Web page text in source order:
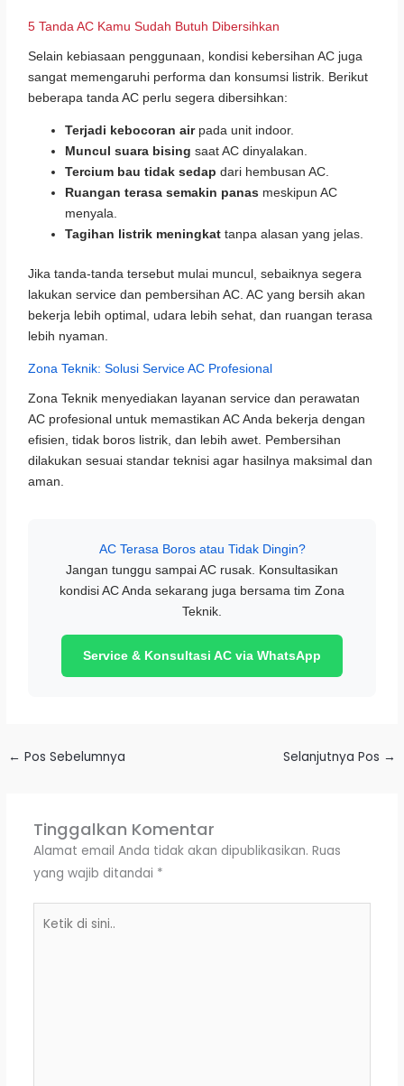
5 Tanda AC Kamu Sudah Butuh Dibersihkan
Selain kebiasaan penggunaan, kondisi kebersihan AC juga
sangat memengaruhi performa dan konsumsi listrik. Berikut
beberapa tanda AC perlu segera dibersihkan:
Terjadi kebocoran airpada unit indoor.
Muncul suara bising saat AC dinyalakan.
Tercium bau tidak sedap dari hembusan AC.
Ruangan terasa semakin panas meskipun AC
menyala.
Tagihan listrik meningkat tanpa alasan yang jelas.
Jika tanda-tanda tersebut mulai muncul, sebaiknya segera
lakukan service dan pembersihan AC. AC yang bersih akan
bekerja lebih optimal, udara lebih sehat, dan ruangan terasa
lebih nyaman.
Zona Teknik: Solusi Service AC Profesional
Zona Teknik menyediakan layanan service dan perawatan
AC profesional untuk memastikan AC Anda bekerja dengan
efisien, tidak boros listrik, dan lebih awet. Pembersihan
dilakukan sesuai standar teknisi agar hasilnya maksimal dan
aman.
AC Terasa Boros atau Tidak Dingin?
Jangan tunggu sampai AC rusak. Konsultasikan
kondisi AC Anda sekarang juga bersama tim Zona
Teknik.
Service & Konsultasi AC via WhatsApp
← Pos Sebelumnya Selanjutnya Pos →
Tinggalkan Komentar
Alamat email Anda tidak akan dipublikasikan. Ruas
yang wajib ditandai *